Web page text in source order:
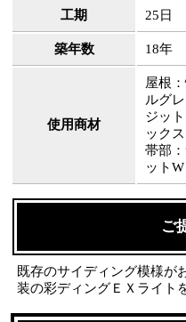
工期 25日
築年数 18年
使用商材
屋根
ルグ
ジッ
ック
帯部
ット
ご
既存のサイディング模様が
装の彩ディングＥＸライト